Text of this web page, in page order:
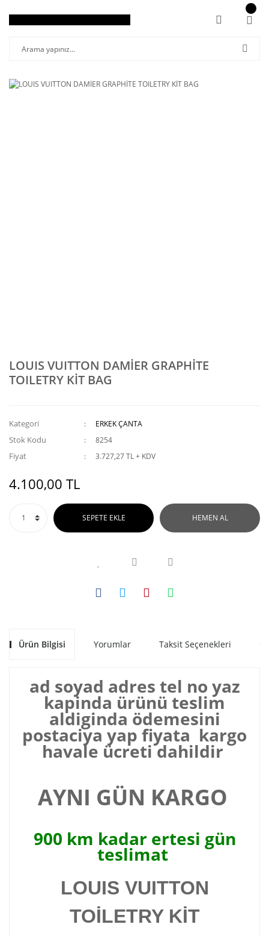
LOUIS VUITTON DAMİER GRAPHİTE
TOILETRY KİT BAG
Kategori ERKEK ÇANTA
Stok Kodu 8254
Fiyat 3.727,27 TL + KDV
4.100,00 TL
SEPETE EKLE HEMEN AL
Ürün Bilgisi Yorumlar Taksit Seçenekleri
ad soyad adres tel no yaz
kapinda ürünü teslim
aldiginda ödemesini
postaciya yap fiyata kargo
havale ücreti dahildir
AYNI GÜN KARGO
900 km kadar ertesi gün
teslimat
LOUIS VUITTON
TOİLETRY KİT